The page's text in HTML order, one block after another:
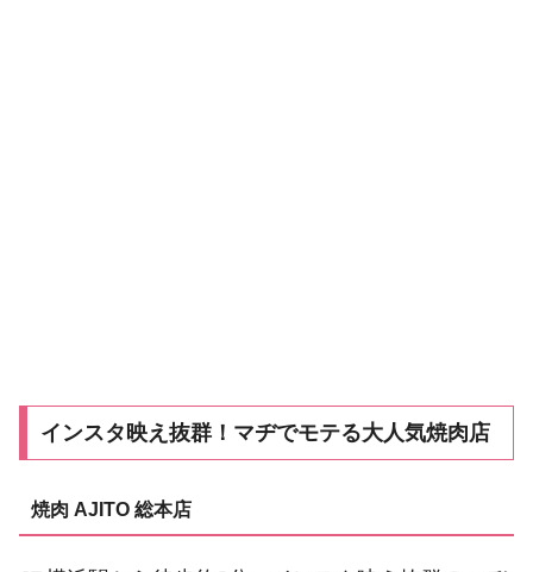
インスタ映え抜群！マヂでモテる大人気焼肉店
焼肉 AJITO 総本店